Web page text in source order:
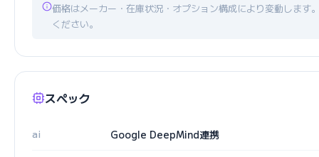
価格はメーカー・在庫状況・オプション構成により変動します
ください。
スペック
ai Google DeepMind連携